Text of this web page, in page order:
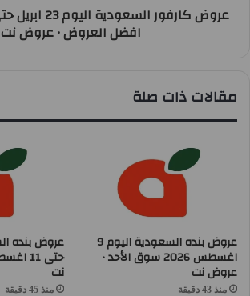
افضل العروض • عروض نت
مقالات ذات صلة
عروض بنده السعودية اليوم 9
اغسطس 2026 سوق الأحد •
عروض نت
منذ 43 دقيقة
نت
منذ 45 دقيقة